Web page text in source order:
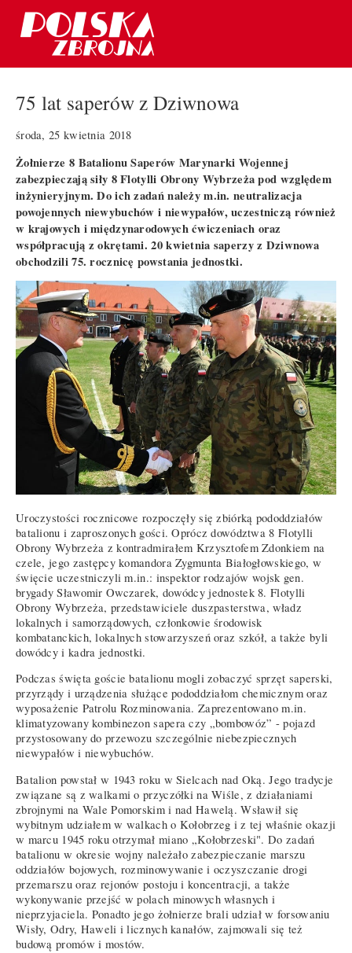
75 lat saperów z Dziwnowa
środa, 25 kwietnia 2018
Żołnierze 8 Batalionu Saperów Marynarki Wojennej
zabezpieczają siły 8 Flotylli Obrony Wybrzeża pod względem
inżynieryjnym. Do ich zadań należy m.in. neutralizacja
powojennych niewybuchów i niewypałów, uczestniczą również
w krajowych i międzynarodowych ćwiczeniach oraz
współpracują z okrętami. 20 kwietnia saperzy z Dziwnowa
obchodzili 75. rocznicę powstania jednostki.
Uroczystości rocznicowe rozpoczęły się zbiórką pododdziałów
batalionu i zaproszonych gości. Oprócz dowództwa 8 Flotylli
Obrony Wybrzeża z kontradmirałem Krzysztofem Zdonkiem na
czele, jego zastępcy komandora Zygmunta Białogłowskiego, w
święcie uczestniczyli m.in.: inspektor rodzajów wojsk gen.
brygady Sławomir Owczarek, dowódcy jednostek 8. Flotylli
Obrony Wybrzeża, przedstawiciele duszpasterstwa, władz
lokalnych i samorządowych, członkowie środowisk
kombatanckich, lokalnych stowarzyszeń oraz szkół, a także byli
dowódcy i kadra jednostki.
Podczas święta goście batalionu mogli zobaczyć sprzęt saperski,
przyrządy i urządzenia służące pododdziałom chemicznym oraz
wyposażenie Patrolu Rozminowania. Zaprezentowano m.in.
klimatyzowany kombinezon sapera czy „bombowóz” - pojazd
przystosowany do przewozu szczególnie niebezpiecznych
niewypałów i niewybuchów.
Batalion powstał w 1943 roku w Sielcach nad Oką. Jego tradycje
związane są z walkami o przyczółki na Wiśle, z działaniami
zbrojnymi na Wale Pomorskim i nad Hawelą. Wsławił się
wybitnym udziałem w walkach o Kołobrzeg i z tej właśnie okazji
w marcu 1945 roku otrzymał miano „Kołobrzeski". Do zadań
batalionu w okresie wojny należało zabezpieczanie marszu
oddziałów bojowych, rozminowywanie i oczyszczanie drogi
przemarszu oraz rejonów postoju i koncentracji, a także
wykonywanie przejść w polach minowych własnych i
nieprzyjaciela. Ponadto jego żołnierze brali udział w forsowaniu
Wisły, Odry, Haweli i licznych kanałów, zajmowali się też
budową promów i mostów.